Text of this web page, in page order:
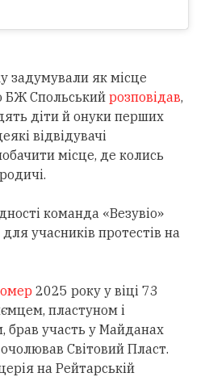
задумували як місце
БЖ Спольський розповідав,
діти й онуки перших
відвідувачі
місце, де колись
команда «Везувіо»
учасників протестів на
2025 року у віці 73
пластуном і
брав участь у Майданах
Світовий Пласт.
на Рейтарській